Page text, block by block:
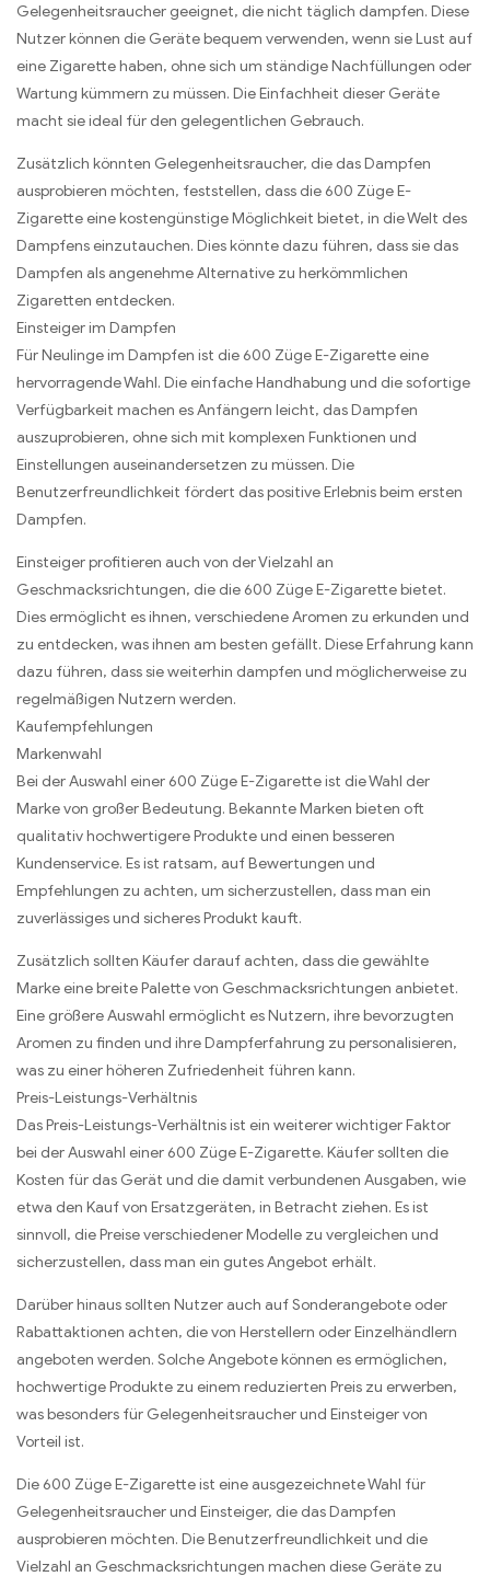
Gelegenheitsraucher geeignet, die nicht täglich dampfen. Diese
Nutzer können die Geräte bequem verwenden, wenn sie Lust auf
eine Zigarette haben, ohne sich um ständige Nachfüllungen oder
Wartung kümmern zu müssen. Die Einfachheit dieser Geräte
macht sie ideal für den gelegentlichen Gebrauch.
Zusätzlich könnten Gelegenheitsraucher, die das Dampfen
ausprobieren möchten, feststellen, dass die 600 Züge E-
Zigarette eine kostengünstige Möglichkeit bietet, in die Welt des
Dampfens einzutauchen. Dies könnte dazu führen, dass sie das
Dampfen als angenehme Alternative zu herkömmlichen
Zigaretten entdecken.
Einsteiger im Dampfen
Für Neulinge im Dampfen ist die 600 Züge E-Zigarette eine
hervorragende Wahl. Die einfache Handhabung und die sofortige
Verfügbarkeit machen es Anfängern leicht, das Dampfen
auszuprobieren, ohne sich mit komplexen Funktionen und
Einstellungen auseinandersetzen zu müssen. Die
Benutzerfreundlichkeit fördert das positive Erlebnis beim ersten
Dampfen.
Einsteiger profitieren auch von der Vielzahl an
Geschmacksrichtungen, die die 600 Züge E-Zigarette bietet.
Dies ermöglicht es ihnen, verschiedene Aromen zu erkunden und
zu entdecken, was ihnen am besten gefällt. Diese Erfahrung kann
dazu führen, dass sie weiterhin dampfen und möglicherweise zu
regelmäßigen Nutzern werden.
Kaufempfehlungen
Markenwahl
Bei der Auswahl einer 600 Züge E-Zigarette ist die Wahl der
Marke von großer Bedeutung. Bekannte Marken bieten oft
qualitativ hochwertigere Produkte und einen besseren
Kundenservice. Es ist ratsam, auf Bewertungen und
Empfehlungen zu achten, um sicherzustellen, dass man ein
zuverlässiges und sicheres Produkt kauft.
Zusätzlich sollten Käufer darauf achten, dass die gewählte
Marke eine breite Palette von Geschmacksrichtungen anbietet.
Eine größere Auswahl ermöglicht es Nutzern, ihre bevorzugten
Aromen zu finden und ihre Dampferfahrung zu personalisieren,
was zu einer höheren Zufriedenheit führen kann.
Preis-Leistungs-Verhältnis
Das Preis-Leistungs-Verhältnis ist ein weiterer wichtiger Faktor
bei der Auswahl einer 600 Züge E-Zigarette. Käufer sollten die
Kosten für das Gerät und die damit verbundenen Ausgaben, wie
etwa den Kauf von Ersatzgeräten, in Betracht ziehen. Es ist
sinnvoll, die Preise verschiedener Modelle zu vergleichen und
sicherzustellen, dass man ein gutes Angebot erhält.
Darüber hinaus sollten Nutzer auch auf Sonderangebote oder
Rabattaktionen achten, die von Herstellern oder Einzelhändlern
angeboten werden. Solche Angebote können es ermöglichen,
hochwertige Produkte zu einem reduzierten Preis zu erwerben,
was besonders für Gelegenheitsraucher und Einsteiger von
Vorteil ist.
Die 600 Züge E-Zigarette ist eine ausgezeichnete Wahl für
Gelegenheitsraucher und Einsteiger, die das Dampfen
ausprobieren möchten. Die Benutzerfreundlichkeit und die
Vielzahl an Geschmacksrichtungen machen diese Geräte zu